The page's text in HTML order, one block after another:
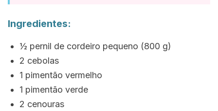
Ingredientes:
½ pernil de cordeiro pequeno (800 g)
2 cebolas
1 pimentão vermelho
1 pimentão verde
2 cenouras